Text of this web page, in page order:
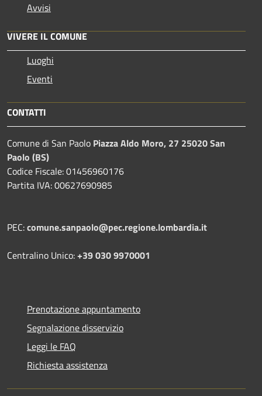
Avvisi
VIVERE IL COMUNE
Luoghi
Eventi
CONTATTI
Comune di San Paolo Piazza Aldo Moro, 27 25020 San
Paolo (BS)
Codice Fiscale: 01456960176
Partita IVA: 00627690985
PEC:comune.sanpaolo@pec.regione.lombardia.it
Centralino Unico:+39 030 9970001
Prenotazione appuntamento
Segnalazione disservizio
Leggi le FAQ
Richiesta assistenza